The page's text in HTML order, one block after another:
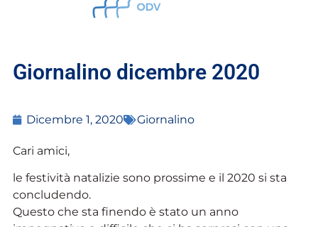
Giornalino dicembre 2020
Dicembre 1, 2020 Giornalino
Cari amici,
le festività natalizie sono prossime e il 2020 si sta
concludendo.
Questo che sta finendo è stato un anno